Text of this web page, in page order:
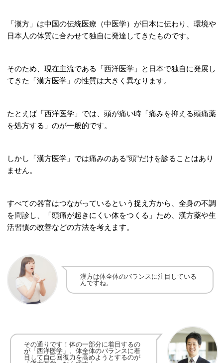
「漢方」は中国の伝統医療（中医学）が日本に伝わり、環境や
日本人の体質に合わせて独自に発達してきたものです。
そのため、現在主流である「西洋医学」と日本で独自に発展し
てきた「漢方医学」の性質は大きく異なります。
たとえば「西洋医学」では、頭が痛い時「痛みを抑える頭痛薬
を処方する」のが一般的です。
しかし「漢方医学」では痛みのある”頭”だけを診ることはあり
ません。
すべての器官はつながっているという捉え方から、全身の不調
を問診し、「頭痛が起きにくい体をつくる」ため、漢方薬や生
活習慣の改善などの方法を考えます。
漢方は体全体のバランスに注目している
んですね。
その通りです！ 体の一部分に着目するの
が「西洋医学」、 体全体のバランスに着
目して自己回復力を高めようとするのが